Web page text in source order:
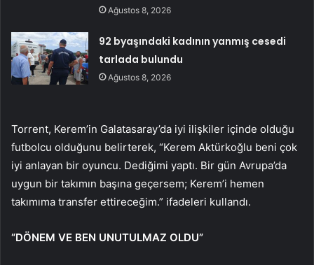
Ağustos 8, 2026
92 byaşındaki kadının yanmış cesedi
tarlada bulundu
Ağustos 8, 2026
Torrent, Kerem’in Galatasaray’da iyi ilişkiler içinde olduğu
futbolcu olduğunu belirterek, “Kerem Aktürkoğlu beni çok
iyi anlayan bir oyuncu. Dediğimi yaptı. Bir gün Avrupa’da
uygun bir takımın başına geçersem; Kerem’i hemen
takımıma transfer ettireceğim.” ifadeleri kullandı.
“DÖNEM VE BEN UNUTULMAZ OLDU”